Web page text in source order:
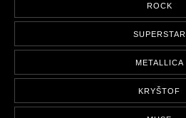
ROCK
SUPERSTAR
METALLICA
KRYŠTOF